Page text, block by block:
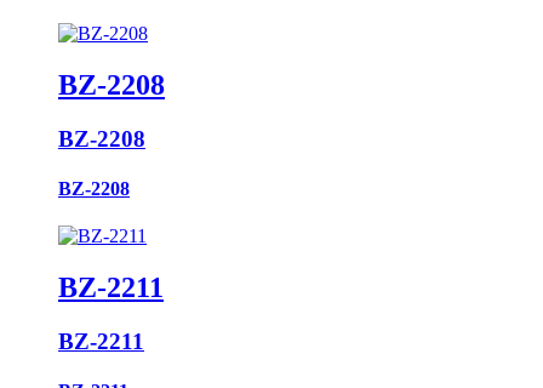
BZ-2208
BZ-2208
BZ-2208
BZ-2211
BZ-2211